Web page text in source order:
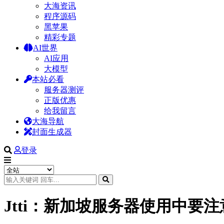
大海资讯
程序源码
黑苹果
精彩专题
AI世界
AI应用
大模型
本站必看
服务器测评
正版优惠
给我留言
大海导航
封面生成器
登录
Jtti：新加坡服务器使用中要注